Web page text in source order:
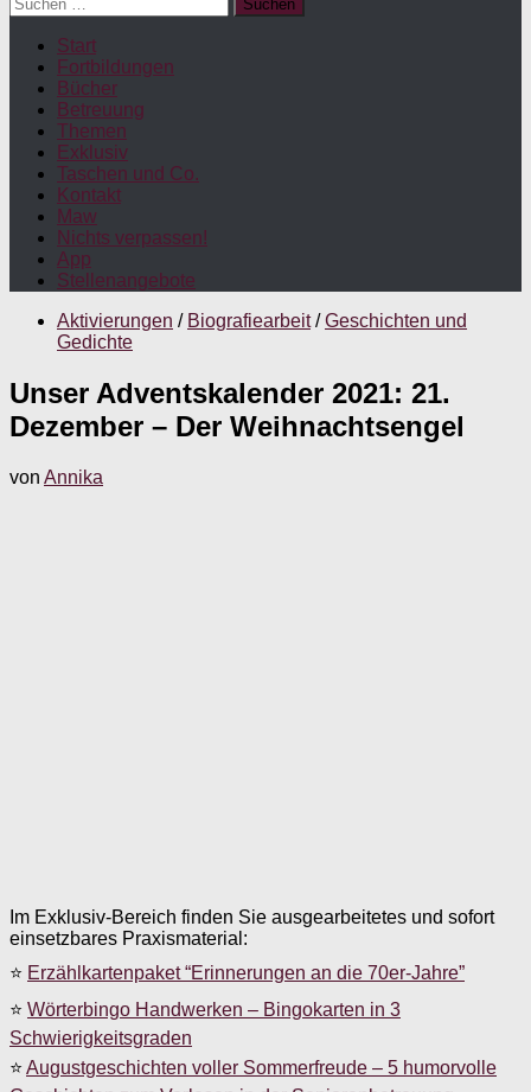
nach:
Start
Fortbildungen
Bücher
Betreuung
Themen
Exklusiv
Taschen und Co.
Kontakt
Maw
Nichts verpassen!
App
Stellenangebote
Aktivierungen / Biografiearbeit / Geschichten und
Gedichte
Unser Adventskalender 2021: 21.
Dezember – Der Weihnachtsengel
von Annika
Im Exklusiv-Bereich finden Sie ausgearbeitetes und sofort
einsetzbares Praxismaterial:
⭐ Erzählkartenpaket “Erinnerungen an die 70er-Jahre”
⭐ Wörterbingo Handwerken – Bingokarten in 3
Schwierigkeitsgraden
⭐ Augustgeschichten voller Sommerfreude – 5 humorvolle